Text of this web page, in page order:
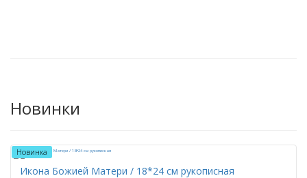
Новинки
Новинка
Икона Божией Матери / 18*24 см рукописная